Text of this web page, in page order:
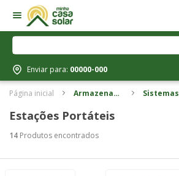
Enviar para: 00000-000
Página inicial
Armazenamento
Sistemas
Estações Portáteis
14 Produtos encontrados